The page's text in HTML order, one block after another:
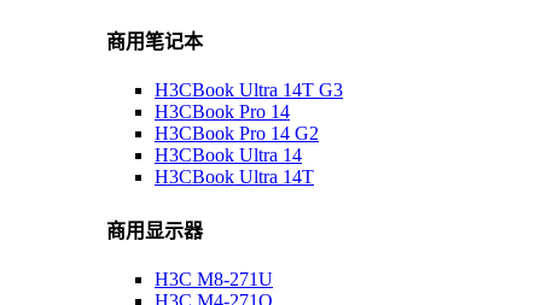
商用笔记本
H3CBook Ultra 14T G3
H3CBook Pro 14
H3CBook Pro 14 G2
H3CBook Ultra 14
H3CBook Ultra 14T
商用显示器
H3C M8-271U
H3C M4-271Q